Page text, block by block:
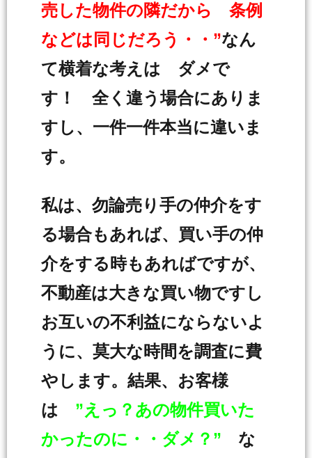
売した物件の隣だから 条例
などは同じだろう・・”なん
て横着な考えは ダメで
す！ 全く違う場合にありま
すし、一件一件本当に違いま
す。
私は、勿論売り手の仲介をす
る場合もあれば、買い手の仲
介をする時もあればですが、
不動産は大きな買い物ですし
お互いの不利益にならないよ
うに、莫大な時間を調査に費
やします。結果、お客様
は ”えっ？あの物件買いた
かったのに・・ダメ？” な